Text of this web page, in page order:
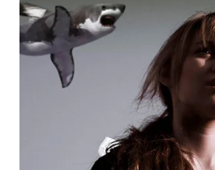
WALINKI
ID
MAWAKA
ID